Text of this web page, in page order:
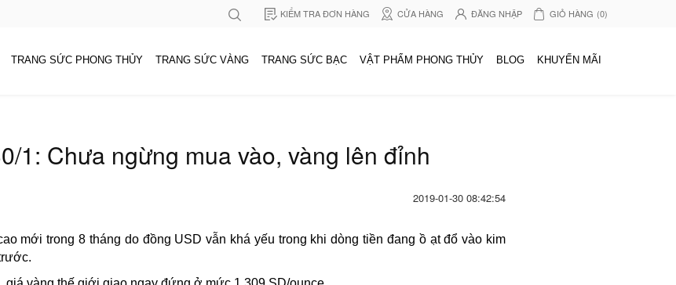
KIỂM TRA ĐƠN HÀNG CỬA HÀNG ĐĂNG NHẬP GIỎ HÀNG (0)
TRANG SỨC PHONG THỦY TRANG SỨC VÀNG TRANG SỨC BẠC VẬT PHẨM PHONG THỦY BLOG KHUYẾN MÃI
1: Chưa ngừng mua vào, vàng lên đỉnh
2019-01-30 08:42:54
mới trong 8 tháng do đồng USD vẫn khá yếu trong khi dòng tiền đang ồ ạt đổ vào kim